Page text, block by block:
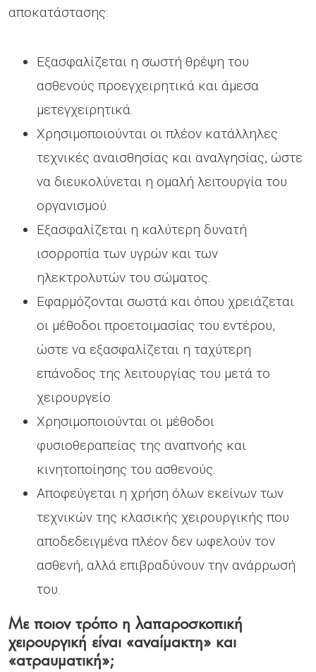
αποκατάστασης:
Εξασφαλίζεται η σωστή θρέψη του
ασθενούς προεγχειρητικά και άμεσα
μετεγχειρητικά.
Χρησιμοποιούνται οι πλέον κατάλληλες
τεχνικές αναισθησίας και αναλγησίας, ώστε
να διευκολύνεται η ομαλή λειτουργία του
οργανισμού.
Εξασφαλίζεται η καλύτερη δυνατή
ισορροπία των υγρών και των
ηλεκτρολυτών του σώματος.
Εφαρμόζονται σωστά και όπου χρειάζεται
οι μέθοδοι προετοιμασίας του εντέρου,
ώστε να εξασφαλίζεται η ταχύτερη
επάνοδος της λειτουργίας του μετά το
χειρουργείο.
Χρησιμοποιούνται οι μέθοδοι
φυσιοθεραπείας της αναπνοής και
κινητοποίησης του ασθενούς.
Αποφεύγεται η χρήση όλων εκείνων των
τεχνικών της κλασικής χειρουργικής που
αποδεδειγμένα πλέον δεν ωφελούν τον
ασθενή, αλλά επιβραδύνουν την ανάρρωσή
του.
Με ποιον τρόπο η λαπαροσκοπική
χειρουργική είναι «αναίμακτη» και
«ατραυματική»;